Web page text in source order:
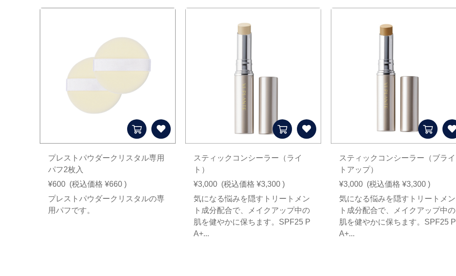
プレストパウダークリスタル専用
パフ2枚入
¥600 (税込価格 ¥660 )
プレストパウダークリスタルの専
用パフです。
スティックコンシーラー（ライ
ト）
¥3,000 (税込価格 ¥3,300 )
気になる悩みを隠すトリートメン
ト成分配合で、メイクアップ中の
肌を健やかに保ちます。SPF25 P
A+...
スティックコンシーラー（ブライ
トアップ）
¥3,000 (税込価格 ¥3,300 )
気になる悩みを隠すトリートメン
ト成分配合で、メイクアップ中の
肌を健やかに保ちます。SPF25 P
A+...